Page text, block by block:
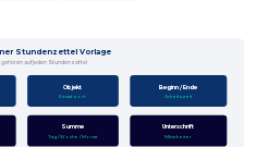
Stundenzettel Vorlage
gehören auf jeden Stundenzettel
Objekt
Einsatzort
Beginn / Ende
Arbeitszeit
Summe
Tag / Woche / Monat
Unterschrift
Mitarbeiter